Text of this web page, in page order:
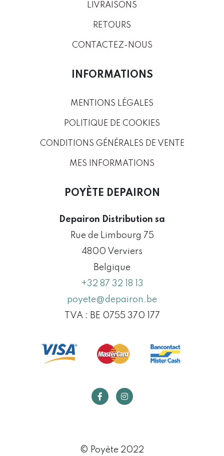
LIVRAISONS
RETOURS
CONTACTEZ-NOUS
INFORMATIONS
MENTIONS LÉGALES
POLITIQUE DE COOKIES
CONDITIONS GÉNÉRALES DE VENTE
MES INFORMATIONS
POYÈTE DEPAIRON
Depairon Distribution sa
Rue de Limbourg 75
4800 Verviers
Belgique
+32 87 32 18 13
poyete@depairon.be
TVA : BE 0755 370 177
© Poyète 2022